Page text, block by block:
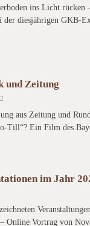
ins Licht rücken
diesjährigen GKB-
und Zeitung
aus Zeitung und
Ein Film des
im Jahr
Online Vortrag von